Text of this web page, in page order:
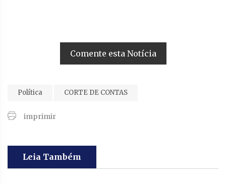
Comente esta Notícia
Política CORTE DE CONTAS
imprimir
Leia Também